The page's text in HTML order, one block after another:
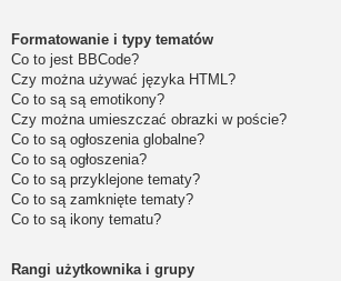
Formatowanie i typy tematów
Co to jest BBCode?
Czy można używać języka HTML?
Co to są są emotikony?
Czy można umieszczać obrazki w poście?
Co to są ogłoszenia globalne?
Co to są ogłoszenia?
Co to są przyklejone tematy?
Co to są zamknięte tematy?
Co to są ikony tematu?
Rangi użytkownika i grupy